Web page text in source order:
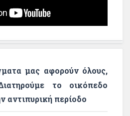
μας αφορούν όλους,
το οικόπεδο
αντιπυρική περίοδο